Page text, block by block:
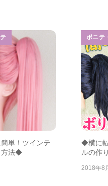
単！ツインテ
方法◆
ポニテ
◆横に
ルの作
2018年8